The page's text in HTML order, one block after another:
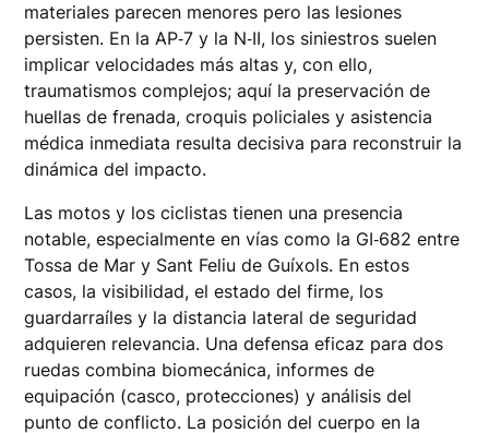
materiales parecen menores pero las lesiones
persisten. En la AP‑7 y la N‑II, los siniestros suelen
implicar velocidades más altas y, con ello,
traumatismos complejos; aquí la preservación de
huellas de frenada, croquis policiales y asistencia
médica inmediata resulta decisiva para reconstruir la
dinámica del impacto.
Las motos y los ciclistas tienen una presencia
notable, especialmente en vías como la GI‑682 entre
Tossa de Mar y Sant Feliu de Guíxols. En estos
casos, la visibilidad, el estado del firme, los
guardarraíles y la distancia lateral de seguridad
adquieren relevancia. Una defensa eficaz para dos
ruedas combina biomecánica, informes de
equipación (casco, protecciones) y análisis del
punto de conflicto. La posición del cuerpo en la